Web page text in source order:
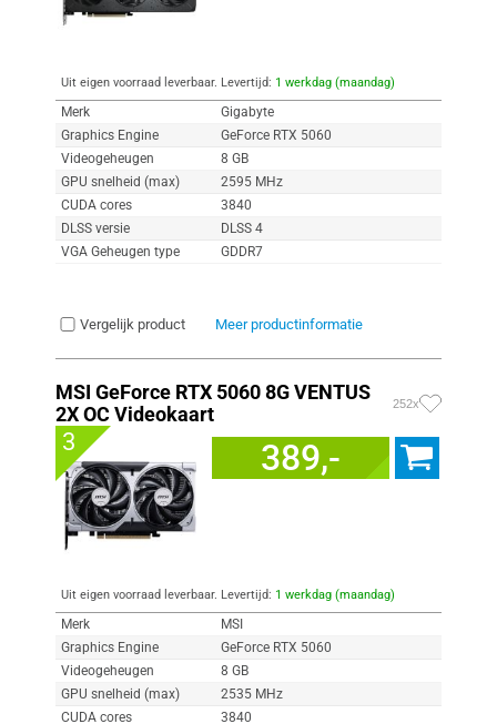
Uit eigen voorraad leverbaar. Levertijd: 1 werkdag (maandag)
Merk
Gigabyte
Graphics Engine
GeForce RTX 5060
Videogeheugen
8 GB
GPU snelheid (max)
2595 MHz
CUDA cores
3840
DLSS versie
DLSS 4
VGA Geheugen type
GDDR7
Vergelijk product Meer productinformatie
MSI GeForce RTX 5060 8G VENTUS
2X OC Videokaart
252x
3 389,-
Uit eigen voorraad leverbaar. Levertijd: 1 werkdag (maandag)
Merk
MSI
Graphics Engine
GeForce RTX 5060
Videogeheugen
8 GB
GPU snelheid (max)
2535 MHz
CUDA cores
3840